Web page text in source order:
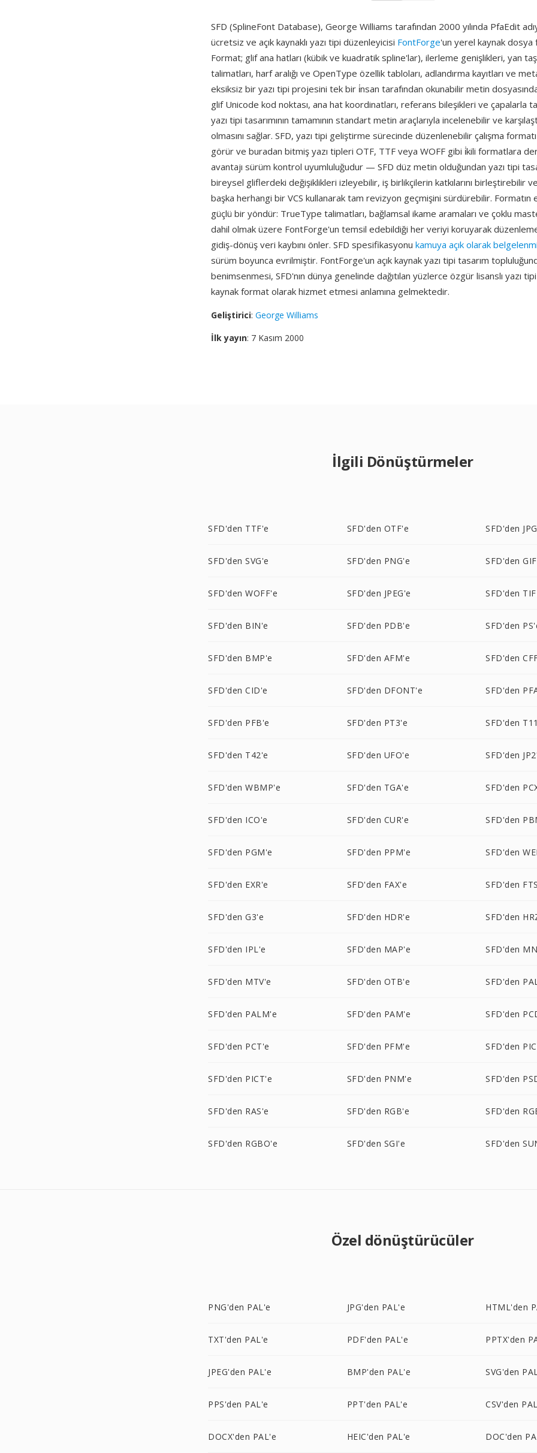
SFD (SplineFont Database), George Williams tarafından 2000 yılında PfaEdit
ücretsiz ve açık kaynaklı yazı tipi düzenleyicisi FontForge'un yerel kaynak dosya
Format; glif ana hatları (kübik ve kuadratik spline'lar), ilerleme genişlikleri, yan
talimatları, harf aralığı ve OpenType özellik tabloları, adlandırma kayıtları ve
eksiksiz bir yazı tipi projesini tek bir i̇nsan tarafından okunabilir metin
glif Unicode kod noktası, ana hat koordinatları, referans bileşikleri ve çapalarla
yazı tipi tasarımının tamamının standart metin araçlarıyla incelenebilir ve
olmasını sağlar. SFD, yazı tipi geliştirme sürecinde düzenlenebilir çalışma
görür ve buradan bitmiş yazı tipleri OTF, TTF veya WOFF gibi i̇kili formatlara
avantajı sürüm kontrol uyumluluğudur — SFD düz metin olduğundan yazı tipi
bireysel gliflerdeki değişiklikleri izleyebilir, iş birlikçilerin katkılarını birleştirebilir
başka herhangi bir VCS kullanarak tam revizyon geçmişini sürdürebilir. Formatın
güçlü bir yöndür: TrueType talimatları, bağlamsal ikame aramaları ve çoklu
dahil olmak üzere FontForge'un temsil edebildiği her veriyi koruyarak düzenleme
gidiş-dönüş veri kaybını önler. SFD spesifikasyonu kamuya açık olarak
sürüm boyunca evrilmiştir. FontForge'un açık kaynak yazı tipi tasarım
benimsenmesi, SFD'nın dünya genelinde dağıtılan yüzlerce özgür lisanslı yazı
kaynak format olarak hizmet etmesi anlamına gelmektedir.
Geliştirici: George Williams
İlk yayın: 7 Kasım 2000
İlgili Dönüştürmeler
SFD'den TTF'e SFD'den OTF'e SFD'den
SFD'den SVG'e SFD'den PNG'e SFD'den
SFD'den WOFF'e SFD'den JPEG'e SFD'den
SFD'den BIN'e SFD'den PDB'e SFD'den
SFD'den BMP'e SFD'den AFM'e SFD'den
SFD'den CID'e SFD'den DFONT'e SFD'den
SFD'den PFB'e SFD'den PT3'e SFD'den
SFD'den T42'e SFD'den UFO'e SFD'den
SFD'den WBMP'e SFD'den TGA'e SFD'den
SFD'den ICO'e SFD'den CUR'e SFD'den
SFD'den PGM'e SFD'den PPM'e SFD'den
SFD'den EXR'e SFD'den FAX'e SFD'den
SFD'den G3'e SFD'den HDR'e SFD'den
SFD'den IPL'e SFD'den MAP'e SFD'den
SFD'den MTV'e SFD'den OTB'e SFD'den
SFD'den PALM'e SFD'den PAM'e SFD'den
SFD'den PCT'e SFD'den PFM'e SFD'den
SFD'den PICT'e SFD'den PNM'e SFD'den
SFD'den RAS'e SFD'den RGB'e SFD'den
SFD'den RGBO'e SFD'den SGI'e SFD'den
Özel dönüştürücüler
PNG'den PAL'e JPG'den PAL'e HTML'den
TXT'den PAL'e PDF'den PAL'e PPTX'den
JPEG'den PAL'e BMP'den PAL'e SVG'den
PPS'den PAL'e PPT'den PAL'e CSV'den
DOCX'den PAL'e HEIC'den PAL'e DOC'den